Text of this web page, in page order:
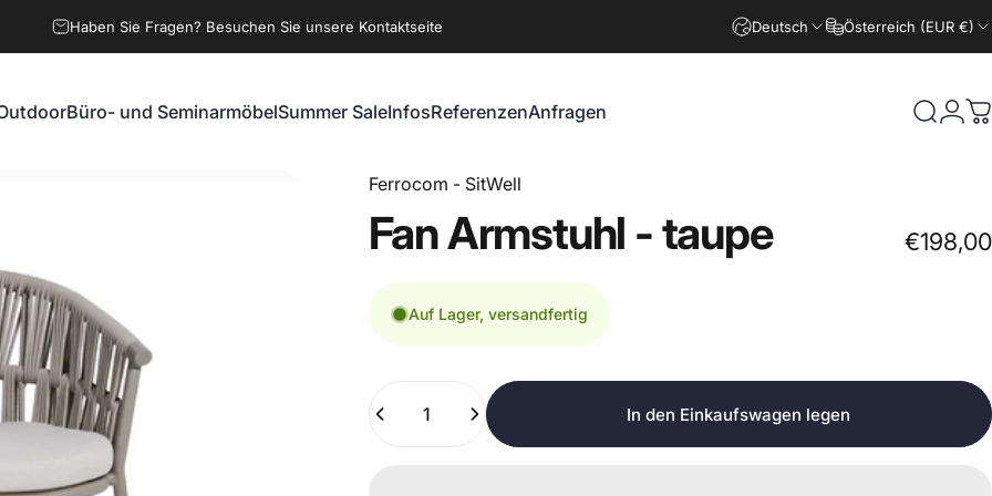
Haben Sie Fragen? Besuchen Sie unsere Kontaktseite Deutsch Österreich (EUR €)
Büro- und SeminarmöbelSummer SaleInfosReferenzenAnfragen Suche
Ferrocom - SitWell
FanArmstuhl -taupe €198,00
Auf Lager, versandfertig
Anzahl
In den Einkaufswagen legen